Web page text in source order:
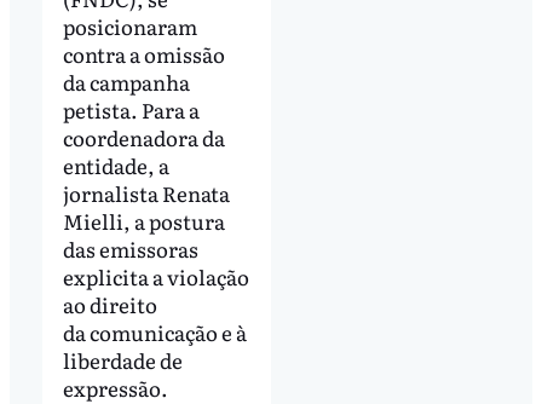
posicionaram
contra a omissão
da campanha
petista. Para a
coordenadora da
entidade, a
jornalista Renata
Mielli, a postura
das emissoras
explicita a violação
ao direito
da comunicação e à
liberdade de
expressão.